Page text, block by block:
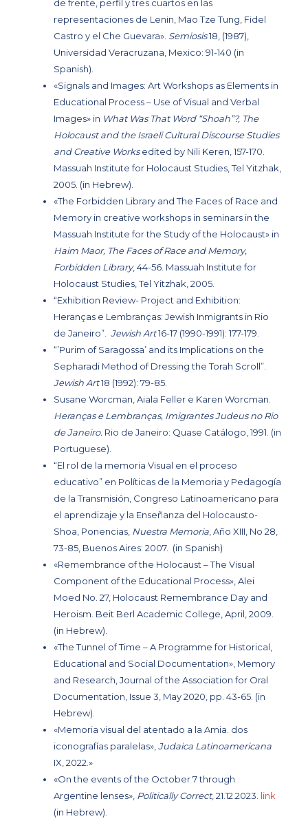
de frente, perfil y tres cuartos en las
representaciones de Lenin, Mao Tze Tung, Fidel
Castro y el Che Guevara». Semiosis18, (1987),
Universidad Veracruzana, Mexico: 91-140 (in
Spanish).
«Signals and Images: Art Workshops as Elements in
Educational Process – Use of Visual and Verbal
Images» in What Was That Word “Shoah”?, The
Holocaust and the Israeli Cultural Discourse Studies
and Creative Worksedited by Nili Keren, 157-170.
Massuah Institute for Holocaust Studies, Tel Yitzhak,
2005. (in Hebrew).
«The Forbidden Library and The Faces of Race and
Memory in creative workshops in seminars in the
Massuah Institute for the Study of the Holocaust» in
Haim Maor, The Faces of Race and Memory,
Forbidden Library, 44-56. Massuah Institute for
Holocaust Studies, Tel Yitzhak, 2005.
“Exhibition Review- Project and Exhibition:
Heranças e Lembranças: Jewish Inmigrants in Rio
de Janeiro”. Jewish Art16-17 (1990-1991): 177-179.
“’Purim of Saragossa’ and its Implications on the
Sepharadi Method of Dressing the Torah Scroll”.
Jewish Art18 (1992): 79-85.
Susane Worcman, Aiala Feller e Karen Worcman.
Heranças e Lembranças, Imigrantes Judeus no Rio
de Janeiro. Rio de Janeiro: Quase Catálogo, 1991. (in
Portuguese).
“El rol de la memoria Visual en el proceso
educativo” en Políticas de la Memoria y Pedagogía
de la Transmisión, Congreso Latinoamericano para
el aprendizaje y la Enseñanza del Holocausto-
Shoa, Ponencias, Nuestra Memoria, Año XIII, No 28,
73-85, Buenos Aires: 2007. (in Spanish)
«Remembrance of the Holocaust – The Visual
Component of the Educational Process», Alei
Moed No. 27, Holocaust Remembrance Day and
Heroism. Beit Berl Academic College, April, 2009.
(in Hebrew).
«The Tunnel of Time – A Programme for Historical,
Educational and Social Documentation», Memory
and Research, Journal of the Association for Oral
Documentation, Issue 3, May 2020, pp. 43-65. (in
Hebrew).
«Memoria visual del atentado a la Amia. dos
iconografías paralelas»,Judaica Latinoamericana
IX, 2022.»
«On the events of the October 7 through
Argentine lenses», Politically Correct, 21.12.2023. link
(in Hebrew).